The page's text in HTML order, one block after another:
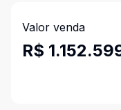
Valor venda
R$